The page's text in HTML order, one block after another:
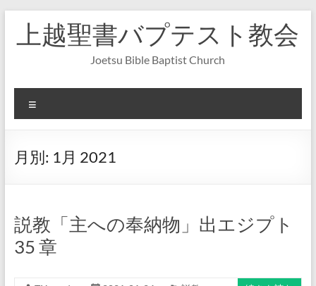
へ
上越聖書バプテスト教会
Joetsu Bible Baptist Church
ニ
ー
月別: 1月 2021
説教「主への奉納物」出エジプト
35 章